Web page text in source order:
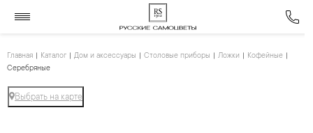
Главная Каталог Дом и аксессуары Столовые приборы Ложки
Кофейные
Серебряные
Выбрать на карте